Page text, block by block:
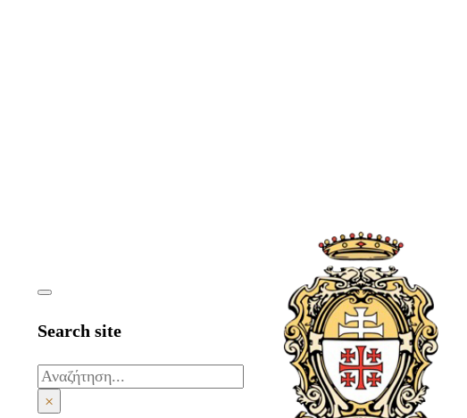
Search site
Αναζήτηση
×